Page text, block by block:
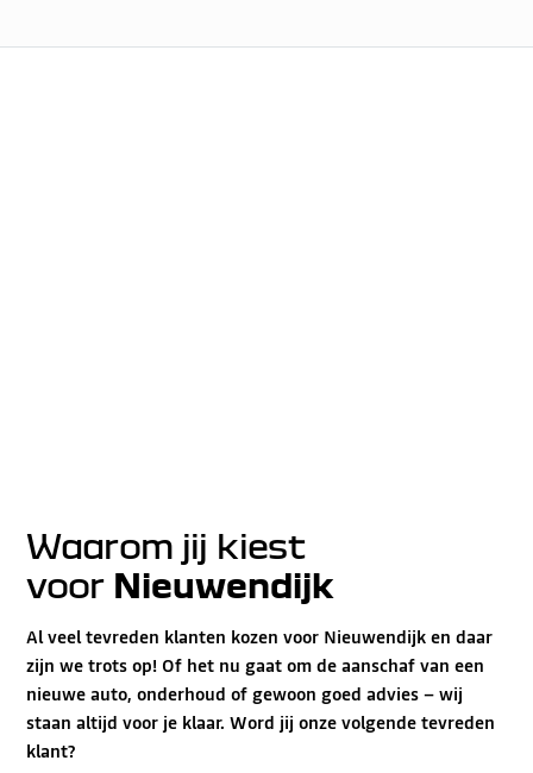
Waarom jij kiest
voor Nieuwendijk
Al veel tevreden klanten kozen voor Nieuwendijk en daar
zijn we trots op! Of het nu gaat om de aanschaf van een
nieuwe auto, onderhoud of gewoon goed advies – wij
staan altijd voor je klaar. Word jij onze volgende tevreden
klant?